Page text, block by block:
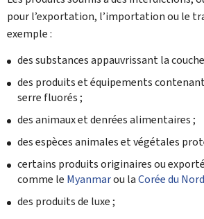
pour l’exportation, l’importation ou le
exemple :
des substances appauvrissant la
des produits et équipements
serre fluorés ;
des animaux et denrées alimentaires ;
des espèces animales et végétales
certains produits originaires ou
comme le Myanmarou laCorée du Nord
des produits de luxe ;